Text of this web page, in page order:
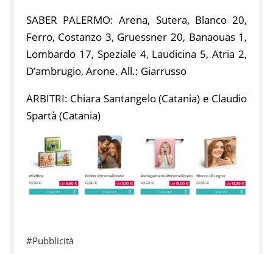
SABER PALERMO: Arena, Sutera, Blanco 20,
Ferro, Costanzo 3, Gruessner 20, Banaouas 1,
Lombardo 17, Speziale 4, Laudicina 5, Atria 2,
D’ambrugio, Arone. All.: Giarrusso
ARBITRI: Chiara Santangelo (Catania) e Claudio
Spartà (Catania)
#Pubblicità